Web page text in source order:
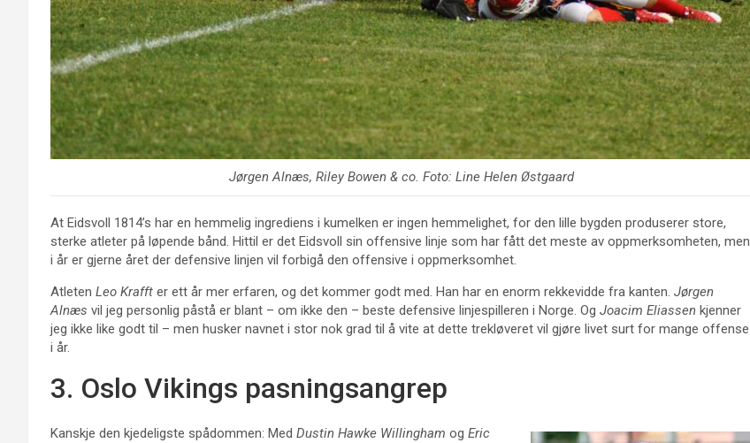
Jørgen Alnæs, Riley Bowen& co. Foto: Line Helen Østgaard
At Eidsvoll 1814’s har en hemmelig ingrediens i kumelken er ingen hemmelighet, for den lille bygden produserer store,
sterke atleter på løpende bånd. Hittil er det Eidsvoll sin offensive linje som har fått det meste av oppmerksomheten, men
i år er gjerne året der defensive linjen vil forbigå den offensive i oppmerksomhet.
Atleten Leo Krafft er ett år mer erfaren, og det kommer godt med. Han har en enorm rekkevidde fra kanten. Jørgen
Alnæs vil jeg personlig påstå er blant – om ikke den – beste defensive linjespilleren i Norge. Og Joacim Eliassen kjenner
jeg ikke like godt til – men husker navnet i stor nok grad til å vite at dette trekløveret vil gjøre livet surt for mange offense
i år.
3. Oslo Vikings pasningsangrep
Kanskje den kjedeligste spådommen: Med Dustin Hawke Willingham og Eric